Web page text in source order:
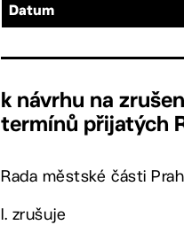
Datum
k návrhu na
termínů přijatých
Rada městské části
I. zrušuje